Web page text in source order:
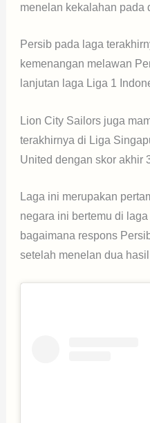
menelan kekalahan pada
Persib pada laga
kemenangan melawan
lanjutan laga Liga 1
Lion City Sailors juga
terakhirnya di Liga
United dengan skor akhir
Laga ini merupakan
negara ini bertemu di
bagaimana respons
setelah menelan dua